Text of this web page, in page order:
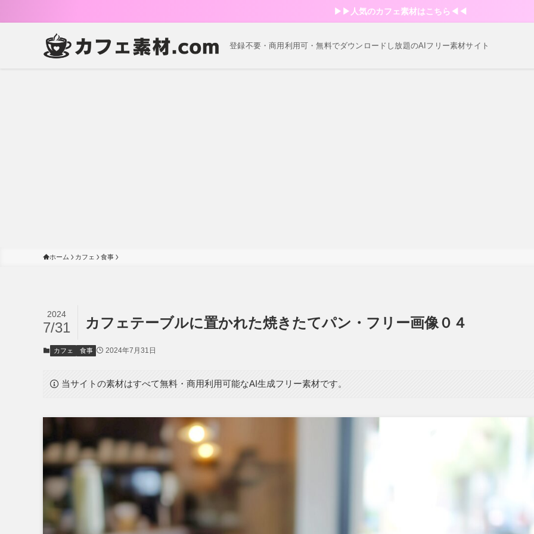
▶︎▶︎人気のカフェ素材はこちら◀︎◀︎
登録不要・商用利用可・無料でダウンロードし放題のAIフリー素材サイト
ホーム カフェ 食事
カフェテーブルに置かれた焼きたてパン・フリー画像０４
2024
7/31
カフェ 食事 2024年7月31日
当サイトの素材はすべて無料・商用利用可能なAI生成フリー素材です。